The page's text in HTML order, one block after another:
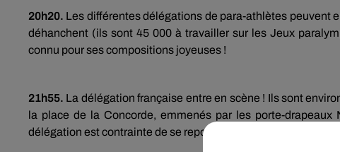
20h20. Les différentes délégations de para-athlètes peuvent
déhanchent (ils sont 45 000 à travailler sur les Jeux
connu pour ses compositions joyeuses !
21h55. La délégation française entre en scène ! Ils sont
la place de la Concorde, emmenés par les porte-
délégation est contrainte de se reposer ce soir pour cause